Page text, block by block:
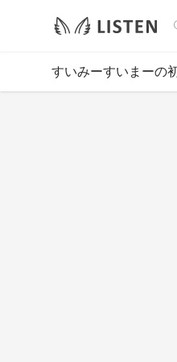
すいみーすいまーの